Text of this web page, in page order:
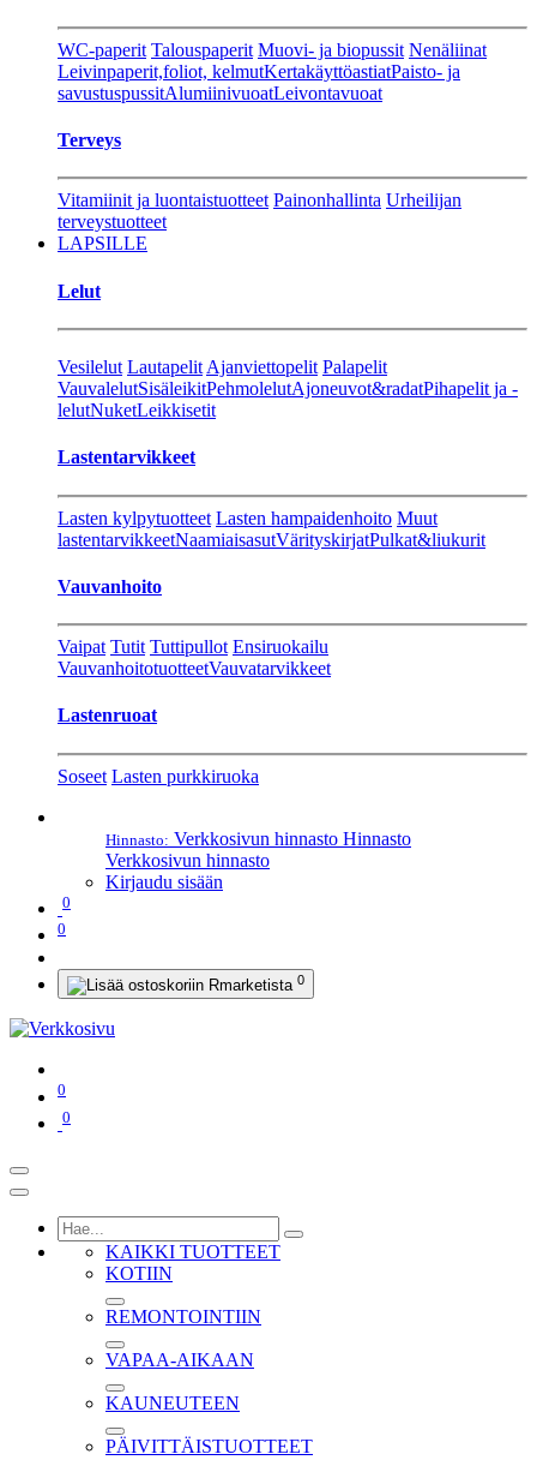
WC-paperit Talouspaperit Muovi- ja biopussit Nenäliinat
Leivinpaperit,foliot, kelmutKertakäyttöastiatPaisto- ja
savustuspussitAlumiinivuoatLeivontavuoat
Terveys
Vitamiinit ja luontaistuotteet Painonhallinta Urheilijan
terveystuotteet
LAPSILLE
Lelut
Vesilelut Lautapelit Ajanviettopelit Palapelit
VauvalelutSisäleikitPehmolelutAjoneuvot&radatPihapelit ja -
lelutNuketLeikkisetit
Lastentarvikkeet
Lasten kylpytuotteet Lasten hampaidenhoito Muut
lastentarvikkeetNaamiaisasutVärityskirjatPulkat&liukurit
Vauvanhoito
Vaipat Tutit Tuttipullot Ensiruokailu
VauvanhoitotuotteetVauvatarvikkeet
Lastenruoat
Soseet Lasten purkkiruoka
Hinnasto: Verkkosivun hinnasto Hinnasto
Verkkosivun hinnasto
Kirjaudu sisään
0
0
0
0
0
KAIKKI TUOTTEET
KOTIIN
REMONTOINTIIN
VAPAA-AIKAAN
KAUNEUTEEN
PÄIVITTÄISTUOTTEET